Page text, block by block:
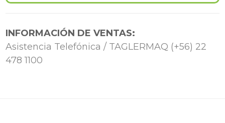
INFORMACIÓN DE VENTAS:
Asistencia Telefónica / TAGLERMAQ (+56) 22
478 1100